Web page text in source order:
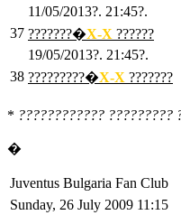
11/05/2013?. 21:45?.
37 ???????�X-X ??????
19/05/2013?. 21:45?.
38 ?????????�X-X ???????
* ???????????? ?????????
�
Juventus Bulgaria Fan Club
Sunday, 26 July 2009 11:15